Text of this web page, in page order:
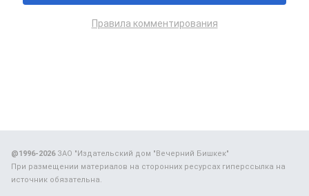
Правила комментирования
@1996-2026ЗАО "Издательский дом "Вечерний Бишкек"
При размещении материалов на сторонних ресурсах гиперссылка на
источник обязательна.